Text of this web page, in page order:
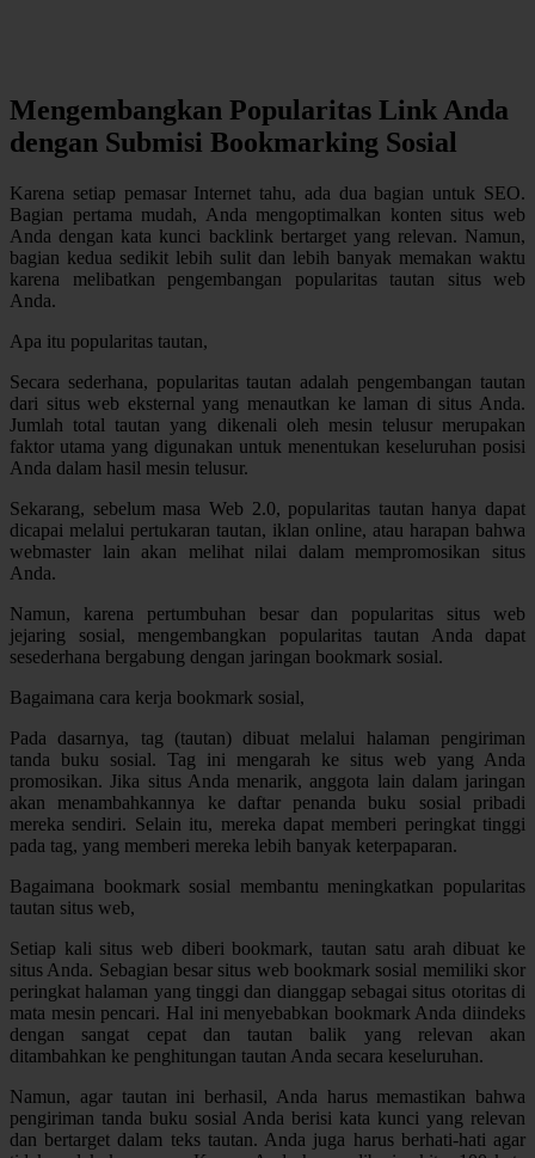
Mengembangkan Popularitas Link Anda
dengan Submisi Bookmarking Sosial
Karena setiap pemasar Internet tahu, ada dua bagian untuk SEO.
Bagian pertama mudah, Anda mengoptimalkan konten situs web
Anda dengan kata kunci backlink bertarget yang relevan. Namun,
bagian kedua sedikit lebih sulit dan lebih banyak memakan waktu
karena melibatkan pengembangan popularitas tautan situs web
Anda.
Apa itu popularitas tautan,
Secara sederhana, popularitas tautan adalah pengembangan tautan
dari situs web eksternal yang menautkan ke laman di situs Anda.
Jumlah total tautan yang dikenali oleh mesin telusur merupakan
faktor utama yang digunakan untuk menentukan keseluruhan posisi
Anda dalam hasil mesin telusur.
Sekarang, sebelum masa Web 2.0, popularitas tautan hanya dapat
dicapai melalui pertukaran tautan, iklan online, atau harapan bahwa
webmaster lain akan melihat nilai dalam mempromosikan situs
Anda.
Namun, karena pertumbuhan besar dan popularitas situs web
jejaring sosial, mengembangkan popularitas tautan Anda dapat
sesederhana bergabung dengan jaringan bookmark sosial.
Bagaimana cara kerja bookmark sosial,
Pada dasarnya, tag (tautan) dibuat melalui halaman pengiriman
tanda buku sosial. Tag ini mengarah ke situs web yang Anda
promosikan. Jika situs Anda menarik, anggota lain dalam jaringan
akan menambahkannya ke daftar penanda buku sosial pribadi
mereka sendiri. Selain itu, mereka dapat memberi peringkat tinggi
pada tag, yang memberi mereka lebih banyak keterpaparan.
Bagaimana bookmark sosial membantu meningkatkan popularitas
tautan situs web,
Setiap kali situs web diberi bookmark, tautan satu arah dibuat ke
situs Anda. Sebagian besar situs web bookmark sosial memiliki skor
peringkat halaman yang tinggi dan dianggap sebagai situs otoritas di
mata mesin pencari. Hal ini menyebabkan bookmark Anda diindeks
dengan sangat cepat dan tautan balik yang relevan akan
ditambahkan ke penghitungan tautan Anda secara keseluruhan.
Namun, agar tautan ini berhasil, Anda harus memastikan bahwa
pengiriman tanda buku sosial Anda berisi kata kunci yang relevan
dan bertarget dalam teks tautan. Anda juga harus berhati-hati agar